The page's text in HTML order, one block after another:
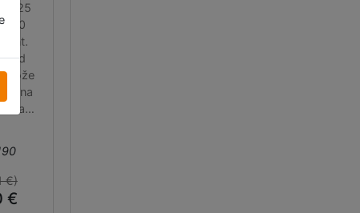
0.25
od
može
na
v5 all
a.
€)
€